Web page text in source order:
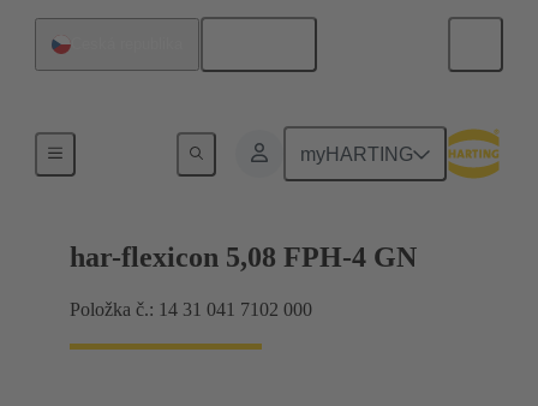
myHARTING
har-flexicon 5,08 FPH-4 GN
Položka č.: 14 31 041 7102 000